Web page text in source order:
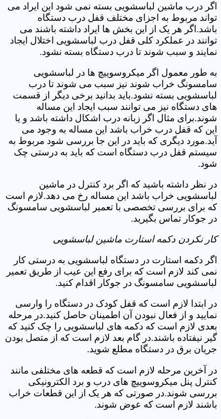
اگر درب ماشین لباسشویی بسته نمی شود این ایراد می
تواند مربوط به اجزای مختلف قفل درب دستگاه
باشد.اگر هر یک از این بخش ها ایراد داشته باشند می
توانند در عملکرد کلی قفل درب لباسشویی اختلال ایجاد
نمایند و سبب شوند تا درب دستگاه بسته نشود.
به طور معمول اگر میکروسوییچ ها در لباسشویی
سامسونگ خراب شوند نیز سبب می شوند تا درب
لباسشویی بسته نشود.باید بدانید برخی دیگر از قسمت
های دستگاه نیز می توانند سبب ایجاد این مساله
شوند.برای مثال اگر زبانه درب اشکال داشته باشد و یا
این که قفل درب خراب باشد این مساله به وجود می
آید.مورد دیگری که باید در این جا بررسی شود مربوط به
سیستم قفل درب دستگاه است که باید به درستی چک
شود.
در نظر داشته باشید که اگر برد کنترل در ماشین
لباسشویی خراب باشد این مساله رخ می دهد.لازم است
که برای بررسی تخصصی با تعمیر لباسشویی سامسونگ
در جوکار تماس بگیرید.
کار نکردن دکمه استارت ماشین لباسشویی
اگر دکمه استارت در دستگاه لباسشویی به درستی کار
نمی کند لازم است که برای رفع این عیب از طریق تعمیر
لباسشویی سامسونگ در جوکار اقدام کنید.
در ابتدا لازم است که قفل کودک در دستگاه را وارسی
نمایید و از فعال نبودن آن اطمینان حاصل کنید.در مرحله
بعدی لازم است که دکمه های لباسشویی را چک کنید که
گیر نیفتاده باشند.در گام بعد لازم است که از متصل بودن
جریان برق در دستگاه مطلع شوید.
در آخرین مرحله لازم است که قطعه های مختلفی مانند
کنترل پنل میکروسوییچ های درب و برد الکترونیکی
بررسی شوند.در صورتی که هر یک از این قطعات خراب
باشند لازم است که عوض شوند.